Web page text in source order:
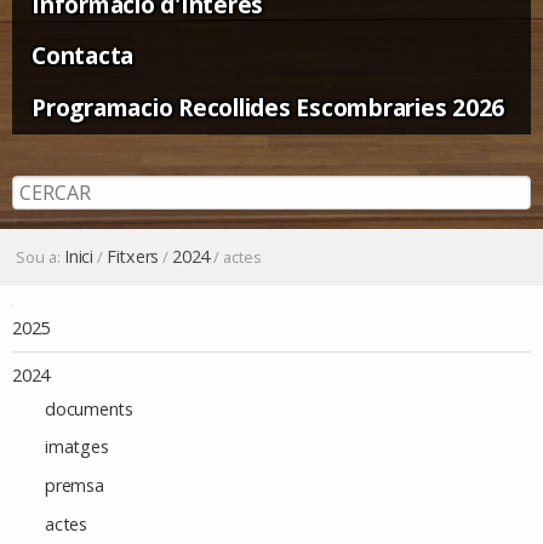
Contacta
Programacio Recollides Escombraries 2026
Sou a: Inici / Fitxers / 2024/ actes
2025
2024
documents
imatges
premsa
actes